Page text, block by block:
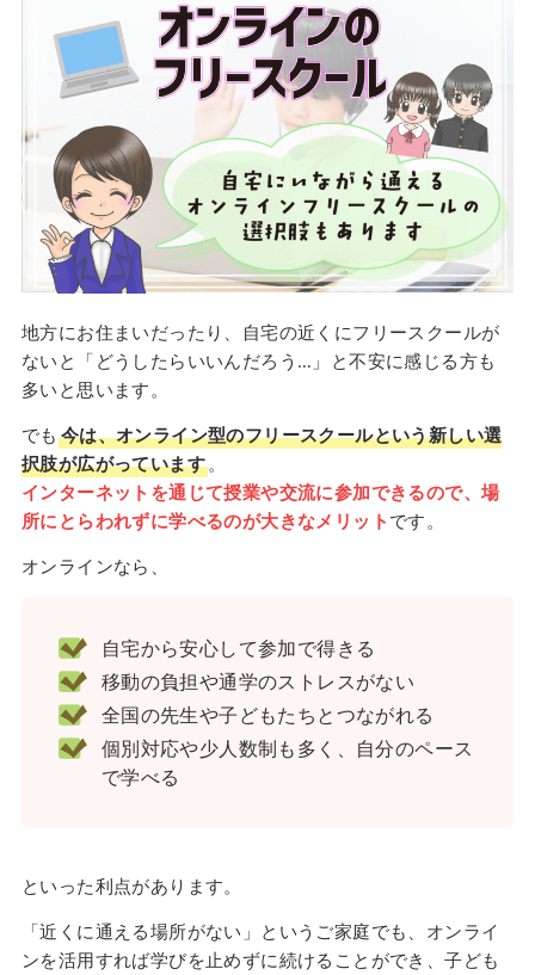
地方にお住まいだったり、自宅の近くにフリースクールが
ないと「どうしたらいいんだろう…」と不安に感じる方も
多いと思います。
でも 今は、オンライン型のフリースクールという新しい選
択肢が広がっています。
インターネットを通じて授業や交流に参加できるので、場
所にとらわれずに学べるのが大きなメリット です。
オンラインなら、
自宅から安心して参加で得きる
移動の負担や通学のストレスがない
全国の先生や子どもたちとつながれる
個別対応や少人数制も多く、自分のペース
で学べる
といった利点があります。
「近くに通える場所がない」というご家庭でも、オンライ
ンを活用すれば学びを止めずに続けることができ、子ども